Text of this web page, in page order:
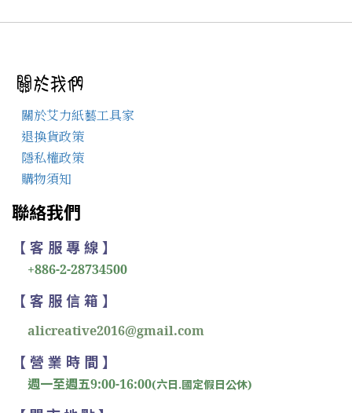
關於艾力紙藝工具家
退換貨政策
隱私權政策
購物須知
聯絡我們
【 客 服 專 線 】
+886-2-28734500
【 客 服 信 箱 】
alicreative2016@gmail.com
【 營 業 時 間 】
週一至週五9:00-16:00(六日.國定假日公休)